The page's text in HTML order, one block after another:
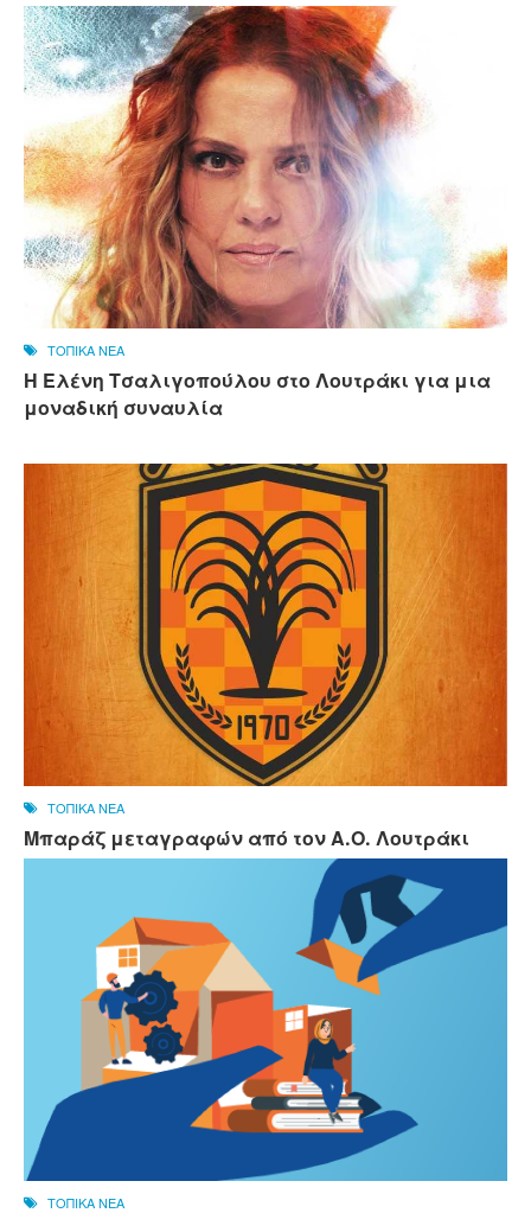
ΤΟΠΙΚΑ ΝΕΑ
Η Ελένη Τσαλιγοπούλου στο Λουτράκι για μια
μοναδική συναυλία
ΤΟΠΙΚΑ ΝΕΑ
Μπαράζ μεταγραφών από τον Α.Ο. Λουτράκι
ΤΟΠΙΚΑ ΝΕΑ